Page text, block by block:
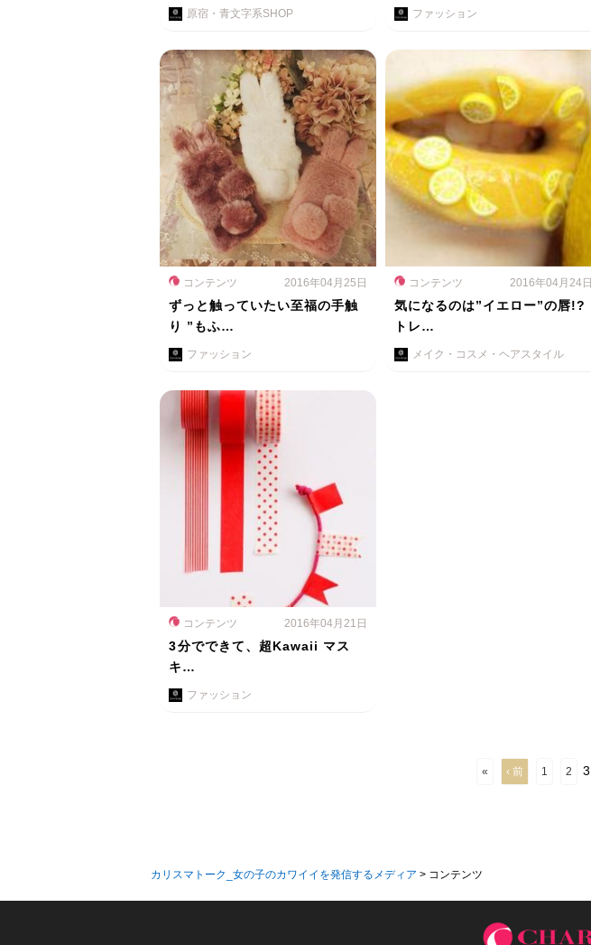
原宿・青文字系SHOP ファッション
コンテンツ 2016年04月25日
ずっと触っていたい至福の手触
り ”もふ…
ファッション
コンテンツ 2016年04月24日
気になるのは”イエロー”の唇!?
トレ…
メイク・コスメ・ヘアスタイル
コンテンツ 2016年04月21日
3分でできて、超Kawaii マス
キ…
ファッション
« ‹ 前 1 2 3
カリスマトーク_女の子のカワイイを発信するメディア > コンテンツ